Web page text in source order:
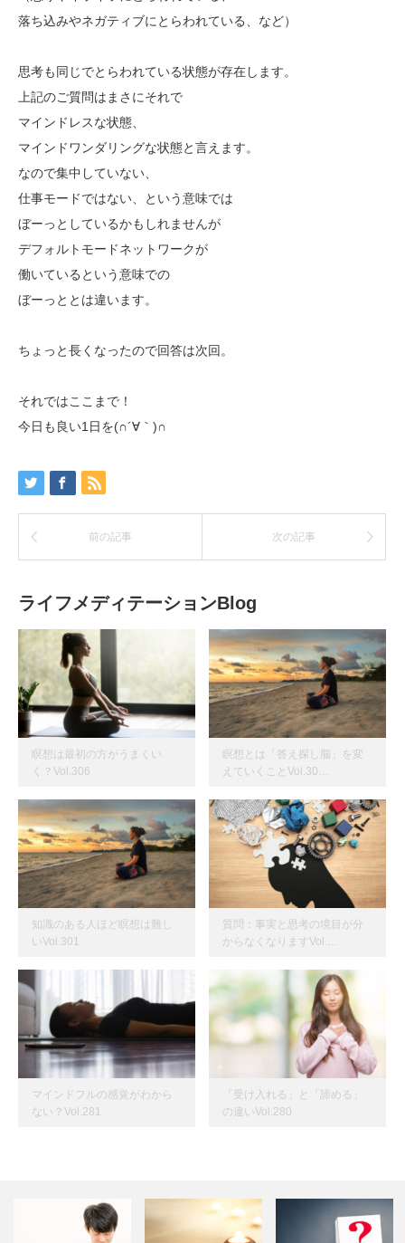
落ち込みやネガティブにとらわれている、など）
思考も同じでとらわれている状態が存在します。
上記のご質問はまさにそれで
マインドレスな状態、
マインドワンダリングな状態と言えます。
なので集中していない、
仕事モードではない、という意味では
ぼーっとしているかもしれませんが
デフォルトモードネットワークが
働いているという意味での
ぼーっととは違います。
ちょっと長くなったので回答は次回。
それではここまで！
今日も良い1日を(∩´∀｀)∩
前の記事 次の記事
ライフメディテーションBlog
瞑想は最初の方がうまくい
く？Vol.306
瞑想とは「答え探し脳」を変
えていくことVol.30…
知識のある人ほど瞑想は難し
いVol.301
質問：事実と思考の境目が分
からなくなりますVol.…
マインドフルの感覚がわから
ない？Vol.281
「受け入れる」と「諦める」
の違いVol.280